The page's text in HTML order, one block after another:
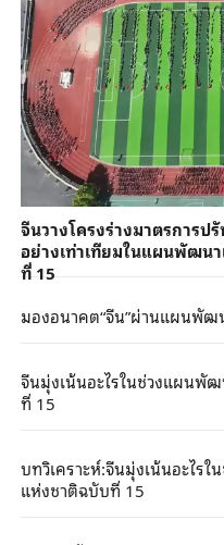
จีนวางโครงร่างมาตรการป
อย่างเท่าเทียมในแผนพัฒน
ที่ 15
มองอนาคต“จีน”ผ่านแผนพั
จีนมุ่งเน้นอะไรในช่วงแผนพั
ที่ 15
บทวิเคราะห์:จีนมุ่งเน้นอะไร
แห่งชาติฉบับที่ 15